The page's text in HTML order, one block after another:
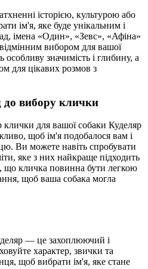
історією, культурою або
ім'я, яке буде унікальним і
імена «Один», «Зевс», «Афіна»
вибором для вашої
значимість і глибину, а
для цікавих розмов з
до вибору клички
клички для вашої собаки Куделяр
щоб ім'я подобалося вам і
Ви можете навіть спробувати
яке з них найкраще підходить
що кличка повинна бути легкою
щоб ваша собака могла
— це захоплюючий і
характер, звички та
щоб вибрати ім'я, яке стане